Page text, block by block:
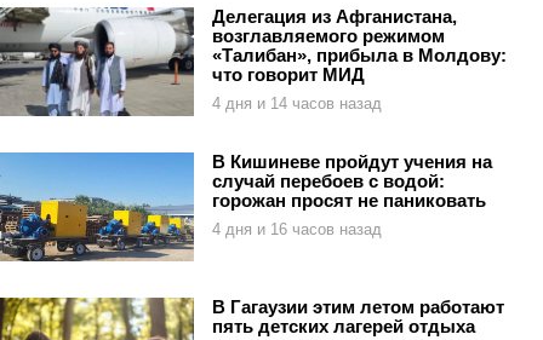
Делегация из Афганистана,
возглавляемого режимом
«Талибан», прибыла в Молдову:
что говорит МИД
4 дня и 14 часов назад
В Кишиневе пройдут учения на
случай перебоев с водой:
горожан просят не паниковать
4 дня и 16 часов назад
В Гагаузии этим летом работают
пять детских лагерей отдыха